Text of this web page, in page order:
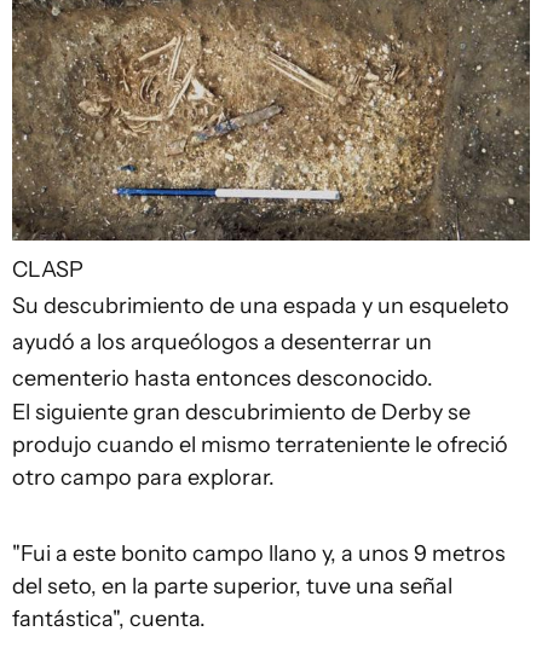
CLASP
Su descubrimiento de una espada y un esqueleto
ayudó a los arqueólogos a desenterrar un
cementerio hasta entonces desconocido.
El siguiente gran descubrimiento de Derby se
produjo cuando el mismo terrateniente le ofreció
otro campo para explorar.
"Fui a este bonito campo llano y, a unos 9 metros
del seto, en la parte superior, tuve una señal
fantástica", cuenta.